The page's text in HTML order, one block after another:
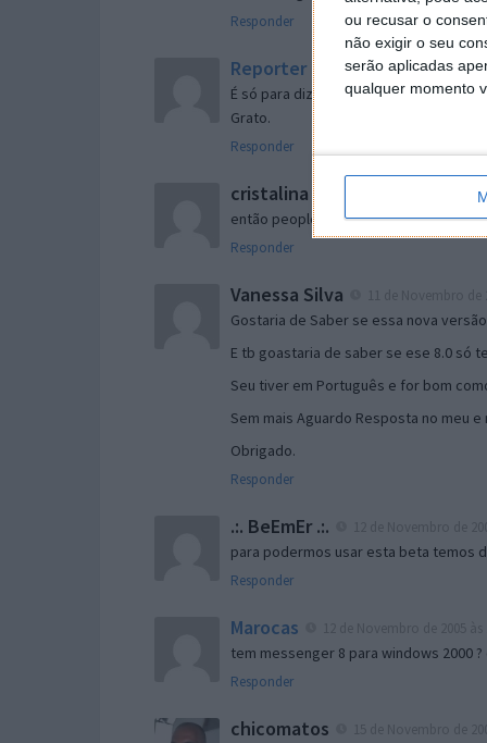
ou recusar o
não exigir o seu
serão aplicadas
qualquer momento
Responder
Reporter 7 de Novembro de 2005 às
É só para dizer que ainda não me
Grato.
Responder
cristalina 11 de Novembro de 2005
então people
Responder
Vanessa Silva
Gostaria de Saber se essa nova
E tb goastaria de saber se ese 8.0 só
Seu tiver em Português e for bom
Sem mais Aguardo Resposta no meu e
Obrigado.
Responder
.:. BeEmEr .:.
para podermos usar esta beta temos
Responder
Marocas
tem messenger 8 para windows 2000
Responder
chicomatos